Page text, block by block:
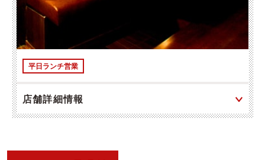
平日ランチ営業
店舗詳細情報